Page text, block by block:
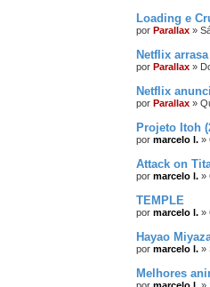
Loading e
por Parallax »
Netflix
por Parallax »
Netflix
por Parallax »
Projeto Itoh
por marcelo l. »
Attack on
por marcelo l. »
TEMPLE
por marcelo l. »
Hayao
por marcelo l. »
Melhores